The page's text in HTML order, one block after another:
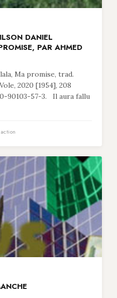
DANIEL
PAR AHMED
Ma promise, trad.
2020 [1954], 208
90103-57-3. Il aura fallu